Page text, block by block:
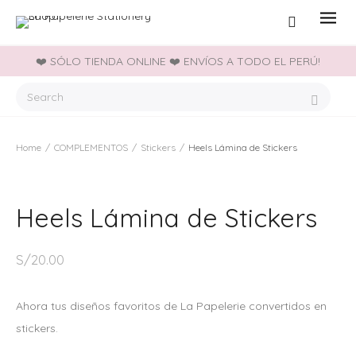
❤️ SÓLO TIENDA ONLINE ❤️ ENVÍOS A TODO EL PERÚ!
Home / COMPLEMENTOS / Stickers / Heels Lámina de Stickers
Heels Lámina de Stickers
S/20.00
Ahora tus diseños favoritos de La Papelerie convertidos en
stickers.